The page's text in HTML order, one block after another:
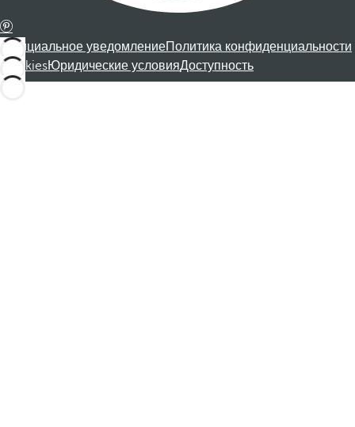
Официальное уведомлениеПолитика конфиденциальности
CookiesЮридические условияДоступность